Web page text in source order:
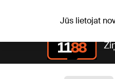
Jūs lietojat